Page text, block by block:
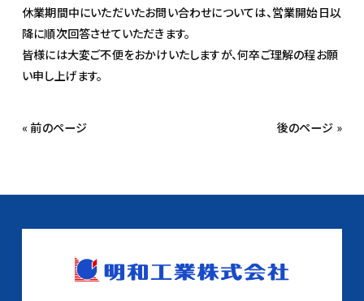
休業期間中にいただいたお問い合わせについては、営業開始日以
降に順次回答させていただきます。
皆様には大変ご不便をおかけいたしますが、何卒ご理解の程お願
い申し上げます。
« 前のページ 後のページ »